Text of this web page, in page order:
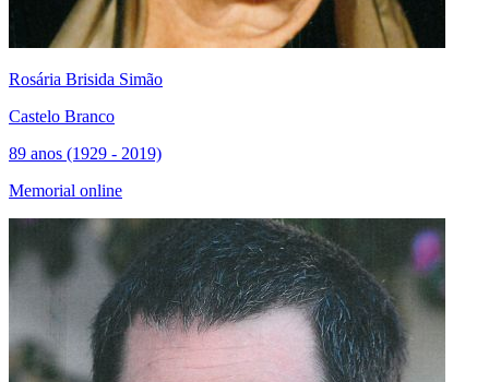
Rosária Brisida Simão
Castelo Branco
89 anos (1929 - 2019)
Memorial online